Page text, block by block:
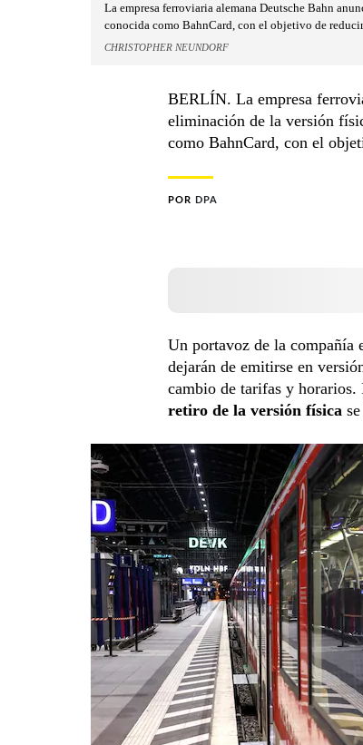
La empresa ferroviaria alemana Deutsche Bahn
conocida como BahnCard, con el objetivo de
CHRISTOPHER NEUNDORF
BERLÍN. La empresa
eliminación de la versión
como BahnCard, con el
POR DPA
Un portavoz de la compañía
dejarán de emitirse en
cambio de tarifas y horarios.
retiro de la versión física